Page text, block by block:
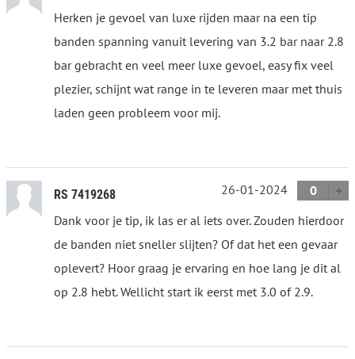
Herken je gevoel van luxe rijden maar na een tip
banden spanning vanuit levering van 3.2 bar naar 2.8
bar gebracht en veel meer luxe gevoel, easy fix veel
plezier, schijnt wat range in te leveren maar met thuis
laden geen probleem voor mij.
RS 7419268 26-01-2024
0
Dank voor je tip, ik las er al iets over. Zouden hierdoor
de banden niet sneller slijten? Of dat het een gevaar
oplevert? Hoor graag je ervaring en hoe lang je dit al
op 2.8 hebt. Wellicht start ik eerst met 3.0 of 2.9.